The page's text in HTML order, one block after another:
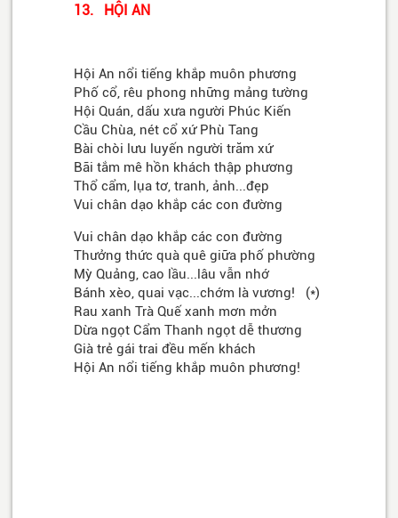
13. HỘI AN
Hội An nổi tiếng khắp muôn phương
Phố cổ, rêu phong những mảng tường
Hội Quán, dấu xưa người Phúc Kiến
Cầu Chùa, nét cổ xứ Phù Tang
Bài chòi lưu luyến người trăm xứ
Bãi tắm mê hồn khách thập phương
Thổ cẩm, lụa tơ, tranh, ảnh...đẹp
Vui chân dạo khắp các con đường
Vui chân dạo khắp các con đường
Thưởng thức quà quê giữa phố phường
Mỳ Quảng, cao lầu...lâu vẫn nhớ
Bánh xèo, quai vạc...chớm là vương! (*)
Rau xanh Trà Quế xanh mơn mởn
Dừa ngọt Cẩm Thanh ngọt dễ thương
Già trẻ gái trai đều mến khách
Hội An nổi tiếng khắp muôn phương!